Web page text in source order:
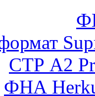
СТР А2
ФНА